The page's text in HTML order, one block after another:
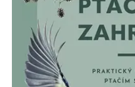
Nezbytně nutné soubory cookie
stránek, jako je přihlášení uživatele
bez nezbytně nutných souborů
Název
Provider /
Doména